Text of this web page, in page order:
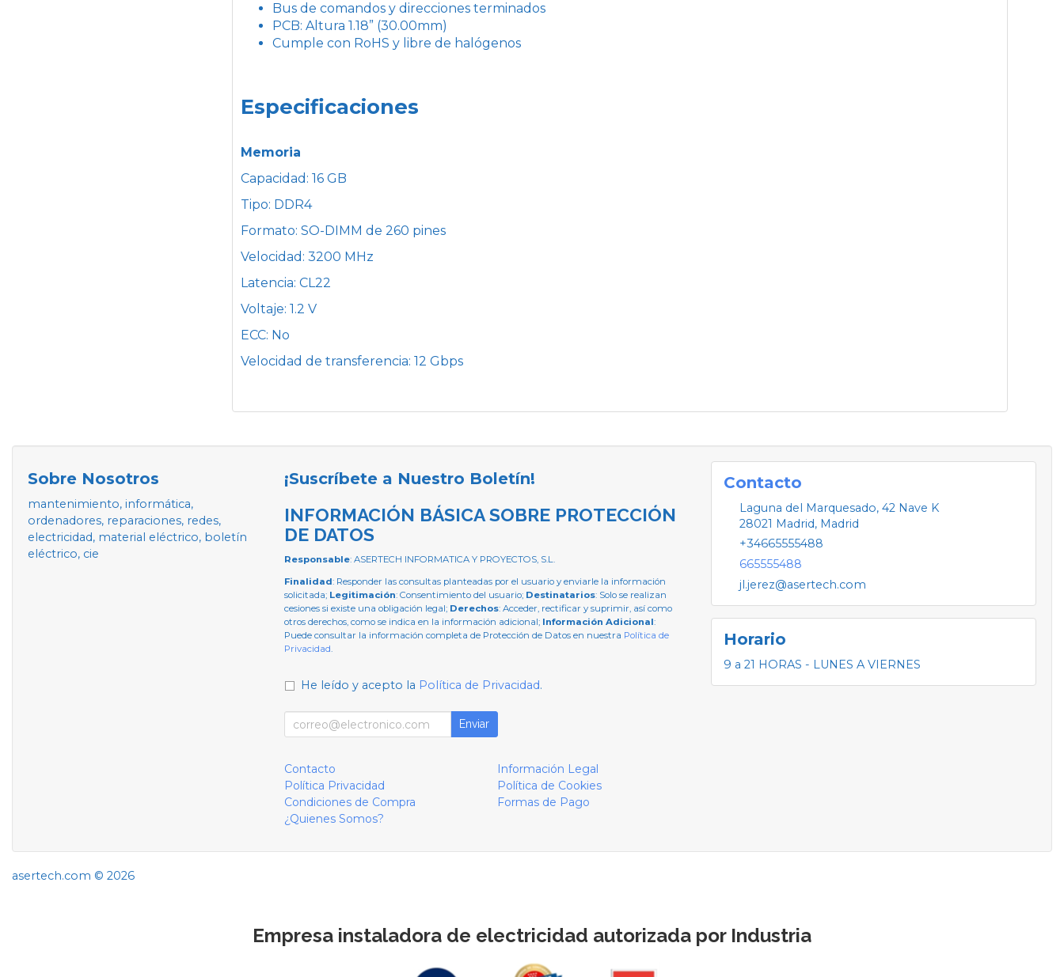
Bus de comandos y direcciones terminados
PCB: Altura 1.18” (30.00mm)
Cumple con RoHS y libre de halógenos
Especificaciones
Memoria
Capacidad: 16 GB
Tipo: DDR4
Formato: SO-DIMM de 260 pines
Velocidad: 3200 MHz
Latencia: CL22
Voltaje: 1.2 V
ECC: No
Velocidad de transferencia: 12 Gbps
Sobre Nosotros
mantenimiento, informática,
ordenadores, reparaciones, redes,
electricidad, material eléctrico, boletín
eléctrico, cie
¡Suscríbete a Nuestro Boletín!
INFORMACIÓN BÁSICA SOBRE PROTECCIÓN
DE DATOS
Responsable: ASERTECH INFORMATICA Y PROYECTOS, S.L.
Finalidad: Responder las consultas planteadas por el usuario y enviarle la información
solicitada; Legitimación: Consentimiento del usuario; Destinatarios: Solo se realizan
cesiones si existe una obligación legal; Derechos: Acceder, rectificar y suprimir, así como
otros derechos, como se indica en la información adicional; Información Adicional:
Puede consultar la información completa de Protección de Datos en nuestra Política de
Privacidad.
He leído y acepto la Política de Privacidad.
Enviar
Contacto
Información Legal
Política Privacidad
Política de Cookies
Condiciones de Compra
Formas de Pago
¿Quienes Somos?
Contacto
Laguna del Marquesado, 42 Nave K
28021 Madrid, Madrid
+34665555488
665555488
jl.jerez@asertech.com
Horario
9 a 21 HORAS - LUNES A VIERNES
asertech.com © 2026
Empresa instaladora de electricidad autorizada por Industria